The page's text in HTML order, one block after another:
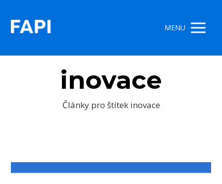
MENU
inovace
Články pro štítek inovace